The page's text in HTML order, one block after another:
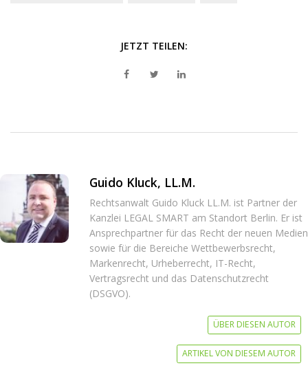
JETZT TEILEN:
Guido Kluck, LL.M.
Rechtsanwalt Guido Kluck LL.M. ist Partner der
Kanzlei LEGAL SMART am Standort Berlin. Er ist
Ansprechpartner für das Recht der neuen Medien
sowie für die Bereiche Wettbewerbsrecht,
Markenrecht, Urheberrecht, IT-Recht,
Vertragsrecht und das Datenschutzrecht
(DSGVO).
ÜBER DIESEN AUTOR
ARTIKEL VON DIESEM AUTOR